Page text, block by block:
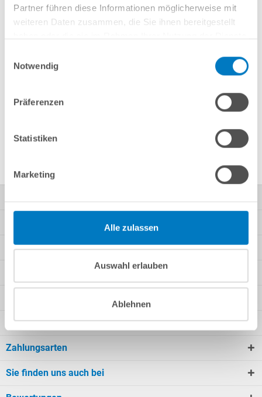
Partner führen diese Informationen möglicherweise mit
weiteren Daten zusammen, die Sie ihnen bereitgestellt
Notwendig
Präferenzen
Statistiken
Marketing
Alle zulassen
Auswahl erlauben
Ablehnen
899,00 € *
UVP: 1.699,00 € *
Versandkostenfreie Lieferung!
Kundeninformationen
Rechtliche Informationen
Wir versenden mit
Zahlungsarten
Sie finden uns auch bei